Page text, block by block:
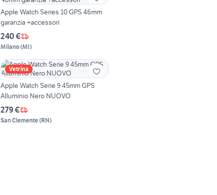
Apple Watch Series 10 GPS 46mm
garanzia +accessori
240 €
Milano(MI)
Vetrina
Apple Watch Serie 9 45mm GPS
Alluminio Nero NUOVO
279 €
San Clemente(RN)